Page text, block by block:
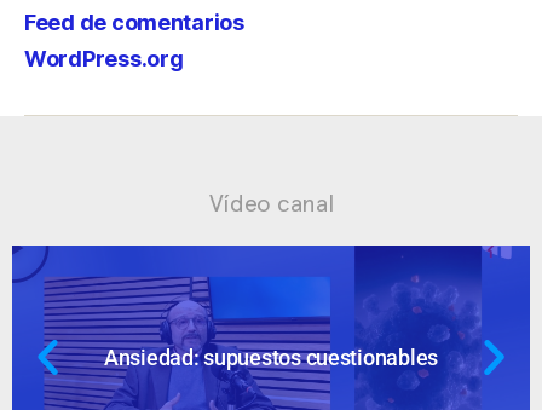
Feed de comentarios
WordPress.org
Vídeo canal
Ansiedad: supuestos cuestionables